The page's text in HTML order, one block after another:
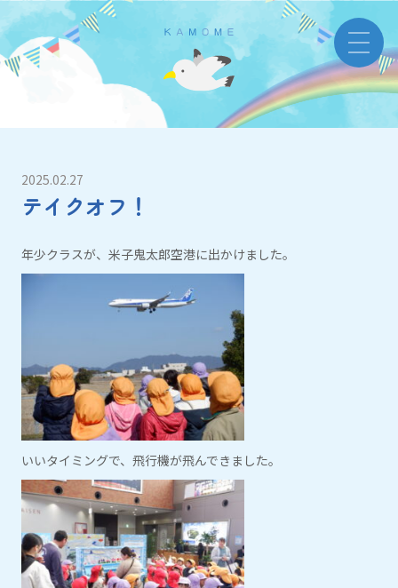
2025.02.27
テイクオフ！
年少クラスが、米子鬼太郎空港に出かけました。
いいタイミングで、飛行機が飛んできました。